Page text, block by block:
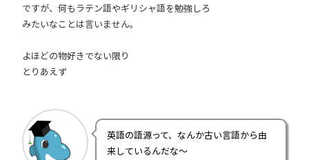
ですが、何もラテン語やギリシャ語を勉強しろ
みたいなことは言いません。
よほどの物好きでない限り
とりあえず
英語の語源って、なんか古い言語から由
来しているんだな～